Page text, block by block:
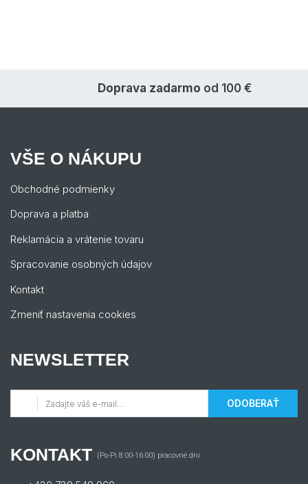
Doprava zadarmo od 100 €
VŠE O NÁKUPU
Obchodné podmienky
Doprava a platba
Reklamácia a vrátenie tovaru
Spracovanie osobných údajov
Kontakt
Zmeniť nastavenia cookies
NEWSLETTER
ODOBERAŤ
KONTAKT (Po-Pi 8:00-16:00) pracovné dni